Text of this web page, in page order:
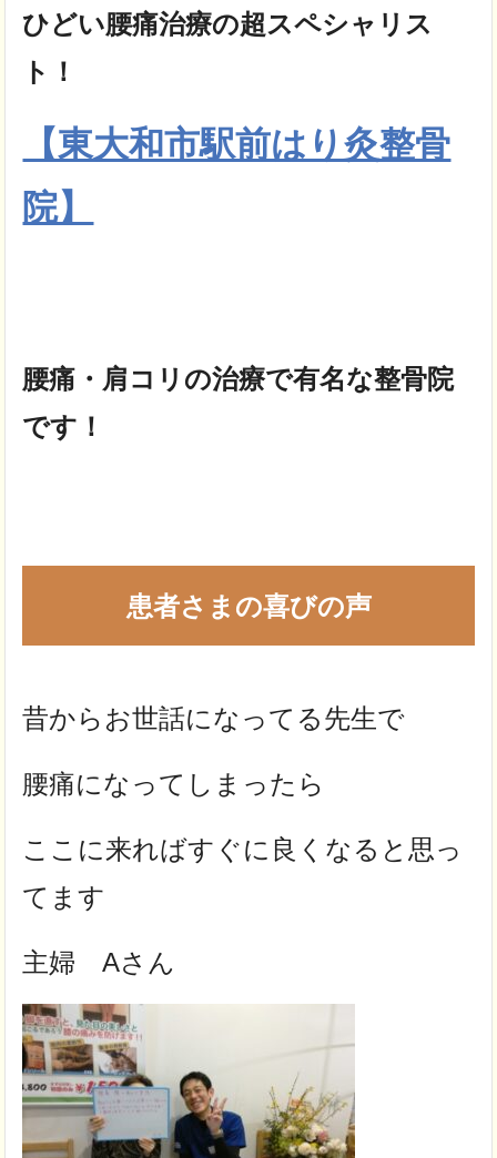
ひどい腰痛治療の超スペシャリス
ト！
【東大和市駅前はり灸整骨
院】
腰痛・肩コリの治療で有名な整骨院
です！
患者さまの喜びの声
昔からお世話になってる先生で
腰痛になってしまったら
ここに来ればすぐに良くなると思っ
てます
主婦 Aさん